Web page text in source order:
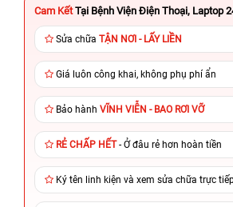
Cam Kết Tại Bệnh Viện Điện Thoại, Laptop
Sửa chữa TẬN NƠI - LẤY LIỀN
Giá luôn công khai, không phụ phí ẩn
Bảo hành VĨNH VIỄN - BAO RƠI VỠ
RẺ CHẤP HẾT- Ở đâu rẻ hơn hoàn tiền
Ký tên linh kiện và xem sửa chữa trực